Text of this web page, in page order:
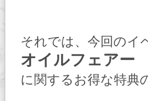
それでは、今回のイ
オイルフェアー
に関するお得な特典